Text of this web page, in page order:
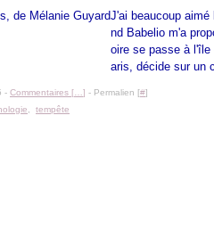
J'ai beaucoup
nd Babelio m'a
oire se passe à l'île
aris, décide sur un
- Commentaires [ ] - Permalien [#]
tempête